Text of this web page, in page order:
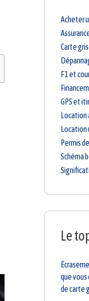
Acheter
Carte
F1 et
GPS et
Permis
Schéma
Le
que vous
de carte